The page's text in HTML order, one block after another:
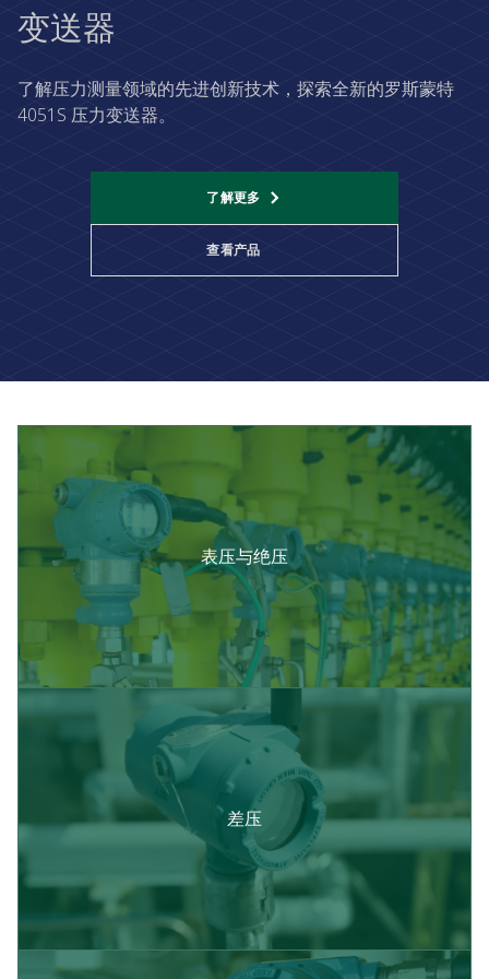
变送器
了解压力测量领域的先进创新技术，探索全新的罗斯蒙特
4051S 压力变送器。
了解更多​
查看产品
表压与绝压​
差压​